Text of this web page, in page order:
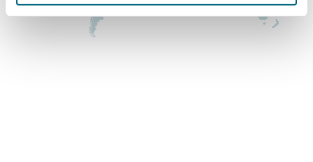
The St Botolph Building